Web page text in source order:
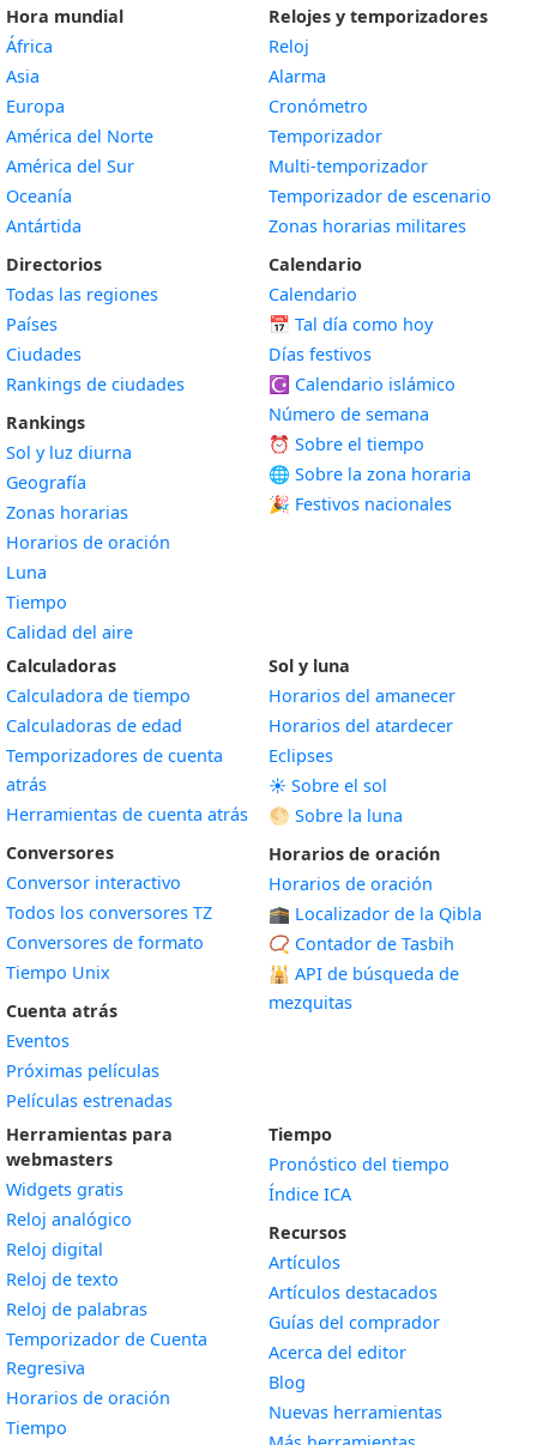
Hora mundial
África
Asia
Europa
América del Norte
América del Sur
Oceanía
Antártida
Directorios
Todas las regiones
Países
Ciudades
Rankings de ciudades
Rankings
Sol y luz diurna
Geografía
Zonas horarias
Horarios de oración
Luna
Tiempo
Calidad del aire
Relojes y temporizadores
Reloj
Alarma
Cronómetro
Temporizador
Multi-temporizador
Temporizador de escenario
Zonas horarias militares
Calendario
Calendario
📅 Tal día como hoy
Días festivos
☪️ Calendario islámico
Número de semana
⏰ Sobre el tiempo
🌐 Sobre la zona horaria
🎉 Festivos nacionales
Calculadoras
Calculadora de tiempo
Calculadoras de edad
Temporizadores de cuenta
atrás
Herramientas de cuenta atrás
Conversores
Conversor interactivo
Todos los conversores TZ
Conversores de formato
Tiempo Unix
Cuenta atrás
Eventos
Próximas películas
Películas estrenadas
Sol y luna
Horarios del amanecer
Horarios del atardecer
Eclipses
☀️ Sobre el sol
🌕 Sobre la luna
Horarios de oración
Horarios de oración
🕋 Localizador de la Qibla
📿 Contador de Tasbih
🕌 API de búsqueda de
mezquitas
Herramientas para
webmasters
Widgets gratis
Reloj analógico
Reloj digital
Reloj de texto
Reloj de palabras
Temporizador de Cuenta
Regresiva
Horarios de oración
Tiempo
Tiempo
Pronóstico del tiempo
Índice ICA
Recursos
Artículos
Artículos destacados
Guías del comprador
Acerca del editor
Blog
Nuevas herramientas